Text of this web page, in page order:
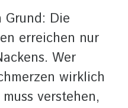
Die
erreichen nur
Wer
wirklich
verstehen,